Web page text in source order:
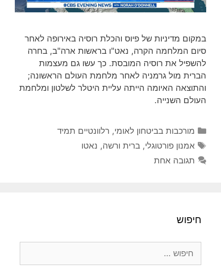
במקום מדיניות של פיוס והכלת רוסיה באירופה לאחר
סיום המלחמה הקרה, נאט"ו בראשות ארה"ב, בחרה
להשפיל את רוסיה המובסת. כך עשו גם מעצמות
הברית מול גרמניה לאחר מלחמת העולם הראשונה;
והתוצאה האיומה הייתה עליית היטלר לשלטון ומלחמת
העולם השנייה.
קטגוריות
מורכבות בביטחון לאומי, רלוונטיים תמיד
תגיות
אמנון פורטוגלי,ברית ורשה, נאטו
תגובה אחת
חיפוש